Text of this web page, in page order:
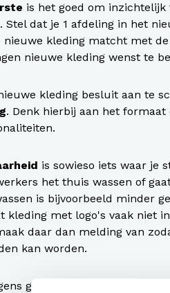
is het goed om inzichtelijk
Stel dat je 1 afdeling in het
nieuwe kleding matcht met
nieuwe kleding wenst te
kleding besluit aan te
. Denk hierbij aan het
is sowieso iets waar je
het thuis wassen of
is bijvoorbeeld minder
kleding met logo's vaak niet
daar dan melding van
kan worden.
ga je inzichtelijk maken